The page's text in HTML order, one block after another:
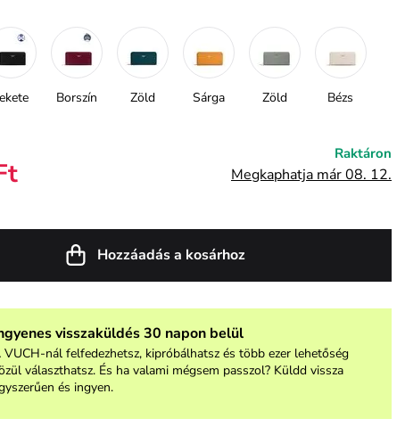
Borszín Zöld Sárga Zöld Bézs
Raktáron
Megkaphatja már 08. 12.
Hozzáadás a kosárhoz
visszaküldés 30 napon belül
VUCH-nál felfedezhetsz, kipróbálhatsz és több ezer lehetőség
választhatsz. És ha valami mégsem passzol? Küldd vissza
és ingyen.